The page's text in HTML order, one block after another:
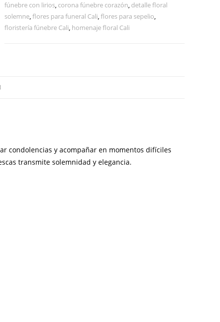
fúnebre con lirios, corona fúnebre corazón, detalle floral
solemne,flores para funeral Cali,flores para sepelio,
floristería fúnebre Cali, homenaje floral Cali
condolencias y acompañar en momentos difíciles
transmite solemnidad y elegancia.